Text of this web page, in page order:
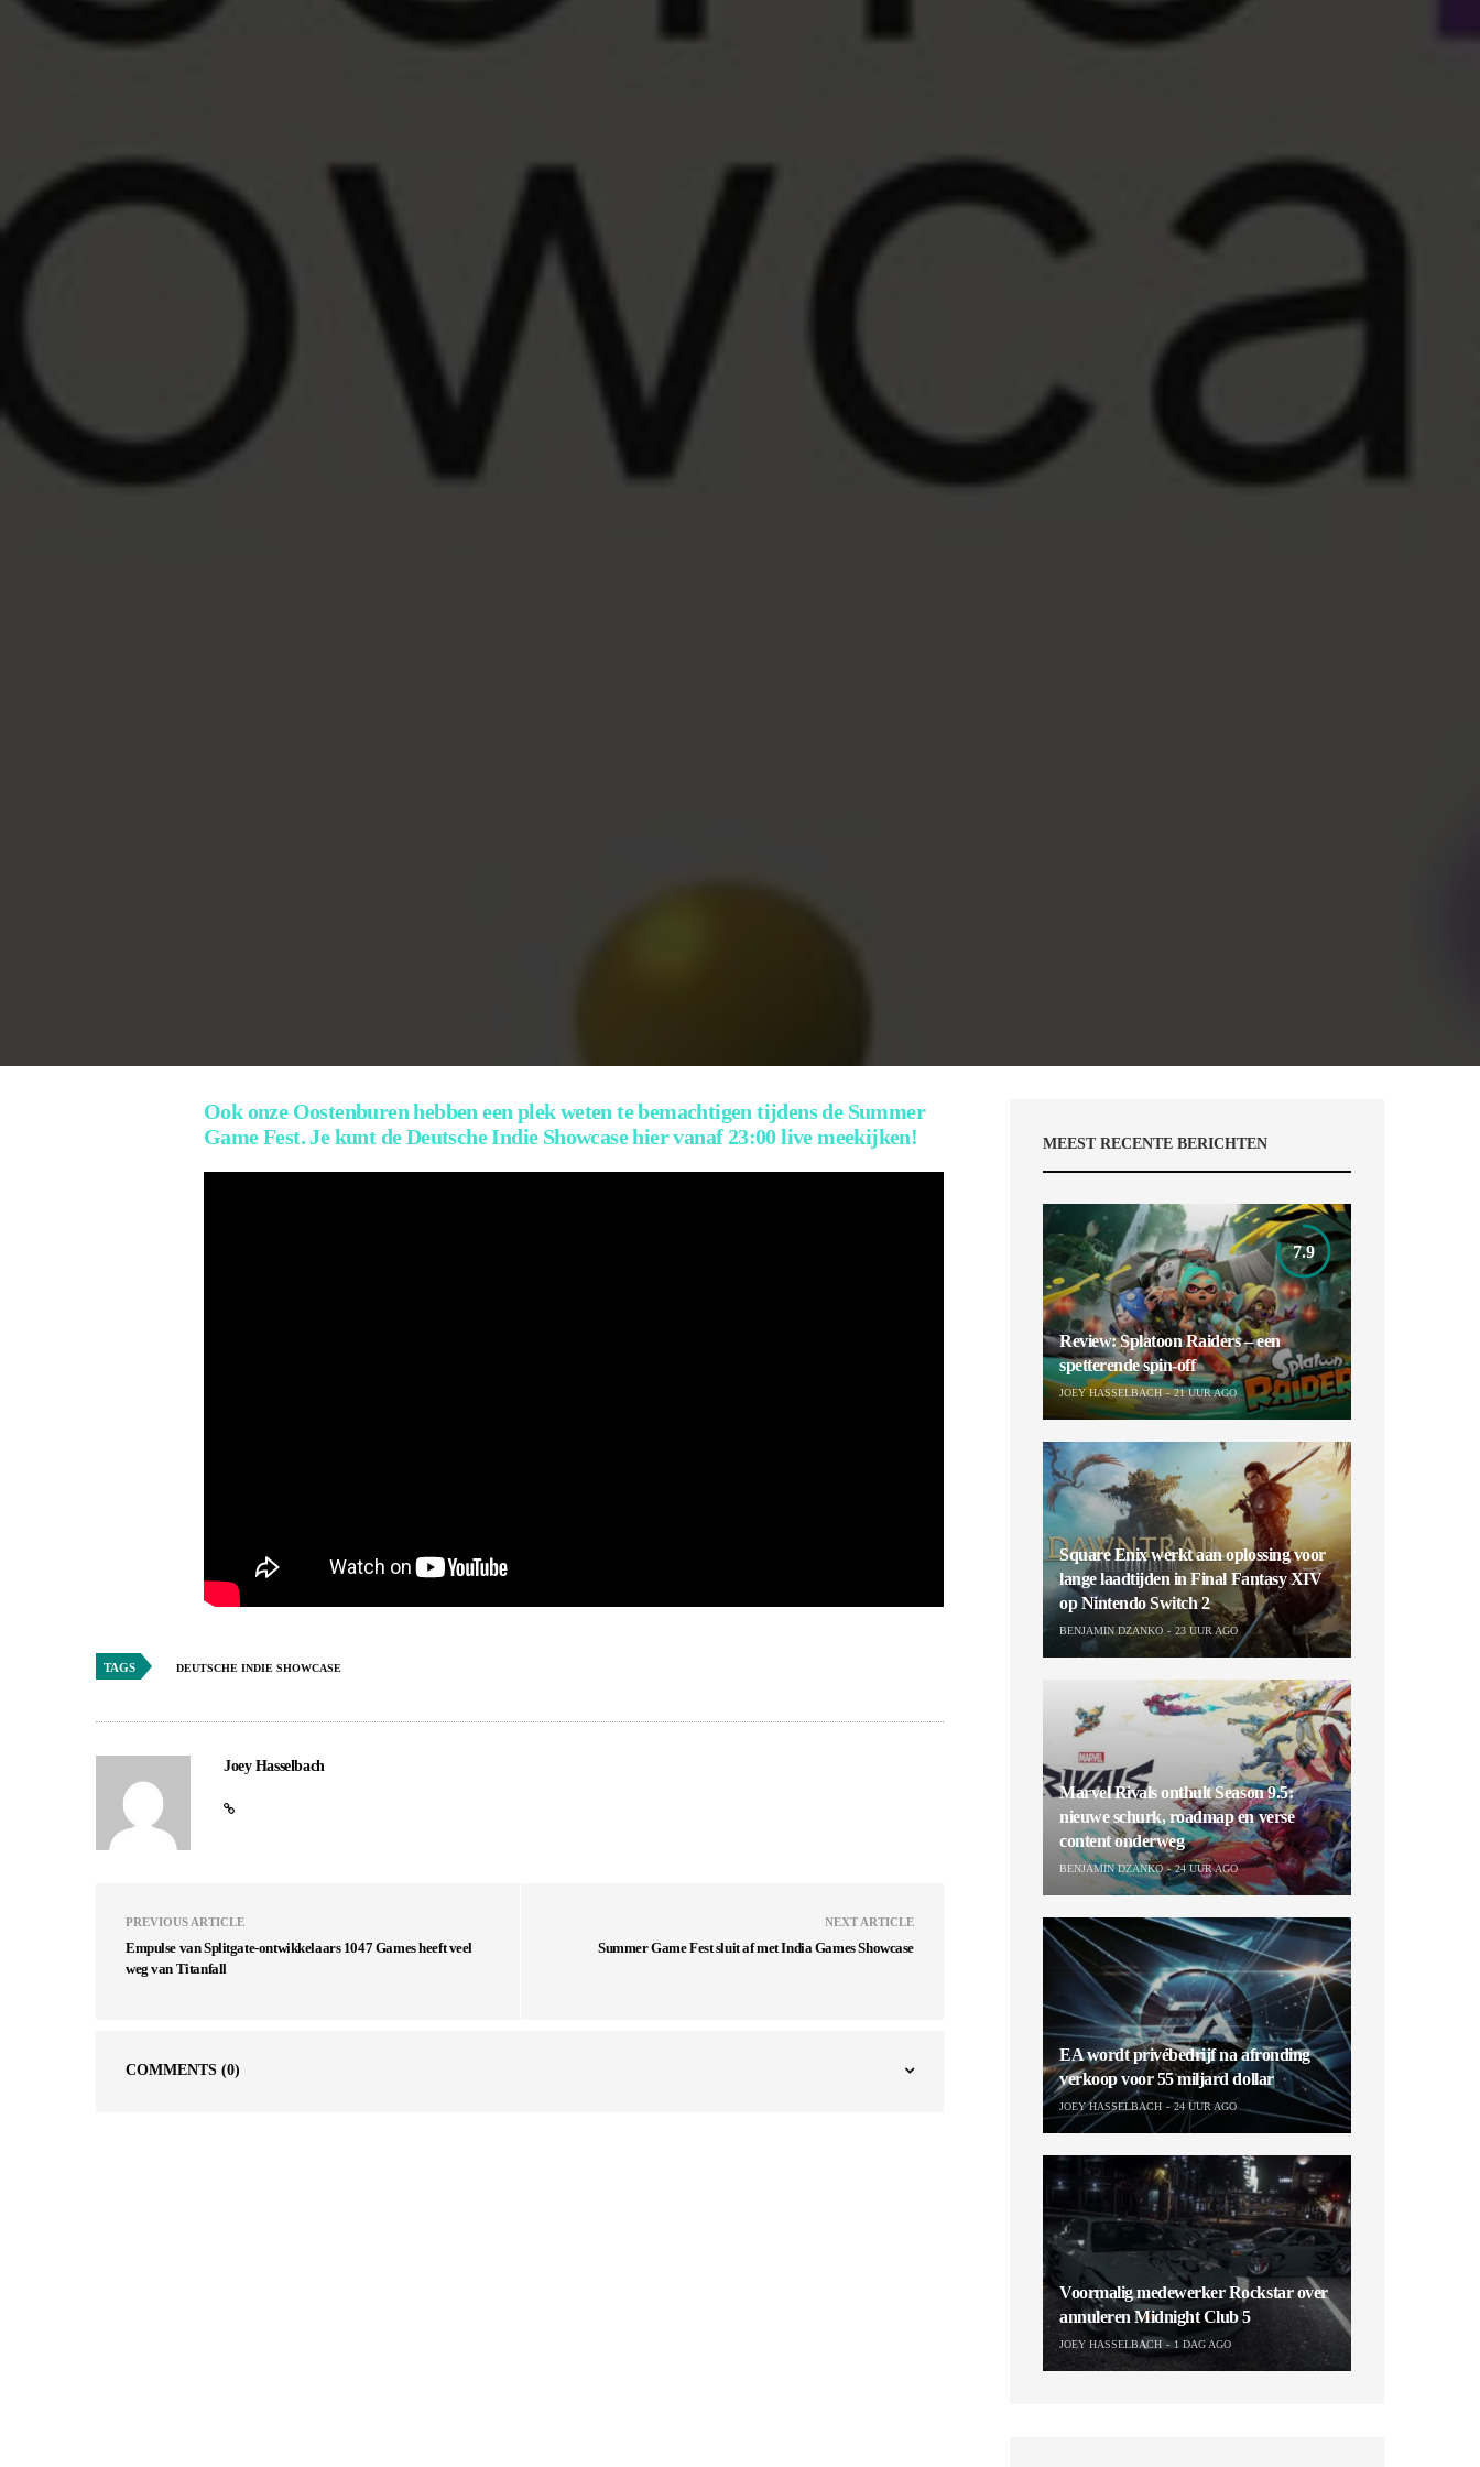
Ook onze Oostenburen hebben een plek weten te bemachtigen tijdens de Summer
Game Fest. Je kunt de Deutsche Indie Showcase hier vanaf 23:00 live meekijken!
TAGS DEUTSCHE INDIE SHOWCASE
Joey Hasselbach
PREVIOUS ARTICLE
Empulse van Splitgate-ontwikkelaars 1047 Games heeft veel
weg van Titanfall
NEXT ARTICLE
Summer Game Fest sluit af met India Games Showcase
COMMENTS (0)
MEEST RECENTE BERICHTEN
7.9
Review: Splatoon Raiders – een
spetterende spin-off
JOEY HASSELBACH 21 UUR AGO
Square Enix werkt aan oplossing voor
lange laadtijden in Final Fantasy XIV
op Nintendo Switch 2
BENJAMIN DZANKO 23 UUR AGO
Marvel Rivals onthult Season 9.5:
nieuwe schurk, roadmap en verse
content onderweg
BENJAMIN DZANKO 24 UUR AGO
EA wordt privébedrijf na afronding
verkoop voor 55 miljard dollar
JOEY HASSELBACH 24 UUR AGO
Voormalig medewerker Rockstar over
annuleren Midnight Club 5
JOEY HASSELBACH 1 DAG AGO